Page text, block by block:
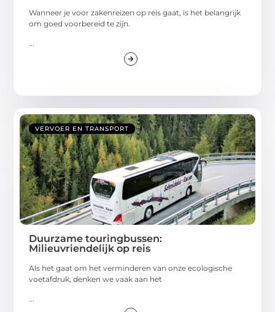
Wanneer je voor zakenreizen op reis gaat, is het belangrijk
om goed voorbereid te zijn.
...
VERVOER EN TRANSPORT
Duurzame touringbussen:
Milieuvriendelijk op reis
Als het gaat om het verminderen van onze ecologische
voetafdruk, denken we vaak aan het
...